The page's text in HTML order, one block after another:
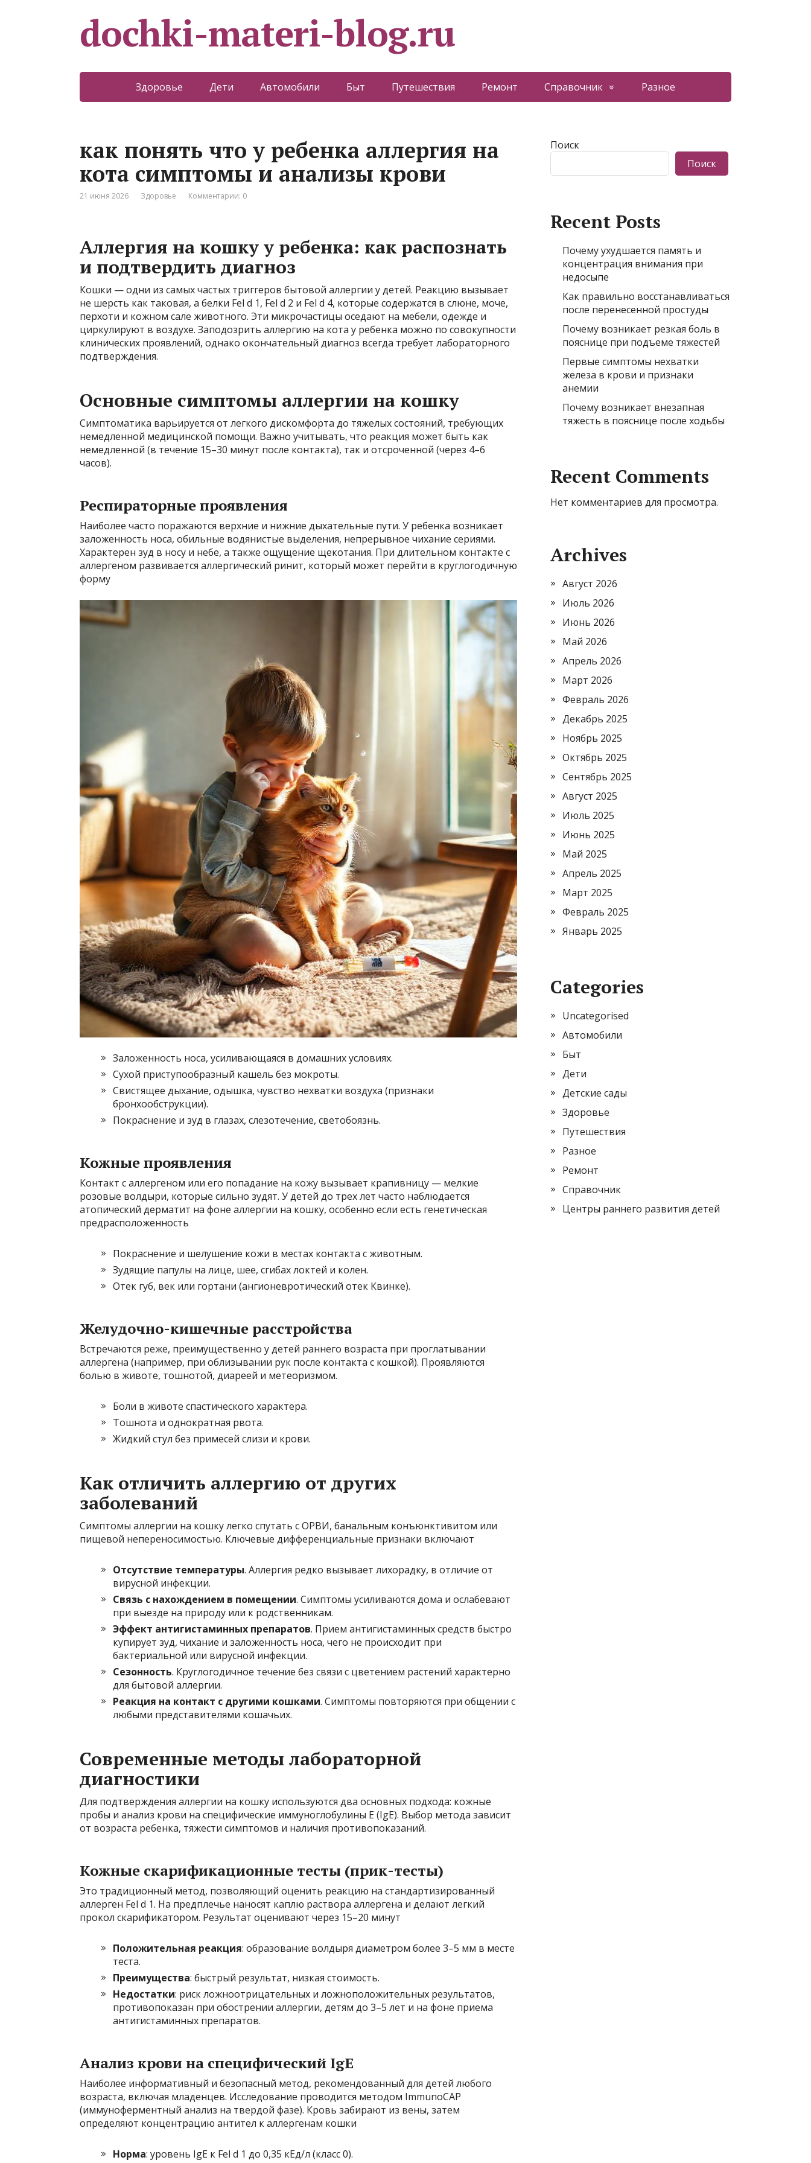
dochki-materi-blog.ru
Здоровье Дети Автомобили Быт Путешествия Ремонт Справочник Разное
как понять что у ребенка аллергия на
кота симптомы и анализы крови
21 июня 2026 Здоровье Комментарии: 0
Аллергия на кошку у ребенка: как распознать
и подтвердить диагноз
Кошки — одни из самых частых триггеров бытовой аллергии у детей. Реакцию вызывает
не шерсть как таковая, а белки Fel d 1, Fel d 2 и Fel d 4, которые содержатся в слюне, моче,
перхоти и кожном сале животного. Эти микрочастицы оседают на мебели, одежде и
циркулируют в воздухе. Заподозрить аллергию на кота у ребенка можно по совокупности
клинических проявлений, однако окончательный диагноз всегда требует лабораторного
подтверждения.
Основные симптомы аллергии на кошку
Симптоматика варьируется от легкого дискомфорта до тяжелых состояний, требующих
немедленной медицинской помощи. Важно учитывать, что реакция может быть как
немедленной (в течение 15–30 минут после контакта), так и отсроченной (через 4–6
часов).
Респираторные проявления
Наиболее часто поражаются верхние и нижние дыхательные пути. У ребенка возникает
заложенность носа, обильные водянистые выделения, непрерывное чихание сериями.
Характерен зуд в носу и небе, а также ощущение щекотания. При длительном контакте с
аллергеном развивается аллергический ринит, который может перейти в круглогодичную
форму
Заложенность носа, усиливающаяся в домашних условиях.
Сухой приступообразный кашель без мокроты.
Свистящее дыхание, одышка, чувство нехватки воздуха (признаки
бронхообструкции).
Покраснение и зуд в глазах, слезотечение, светобоязнь.
Кожные проявления
Контакт с аллергеном или его попадание на кожу вызывает крапивницу — мелкие
розовые волдыри, которые сильно зудят. У детей до трех лет часто наблюдается
атопический дерматит на фоне аллергии на кошку, особенно если есть генетическая
предрасположенность
Покраснение и шелушение кожи в местах контакта с животным.
Зудящие папулы на лице, шее, сгибах локтей и колен.
Отек губ, век или гортани (ангионевротический отек Квинке).
Желудочно-кишечные расстройства
Встречаются реже, преимущественно у детей раннего возраста при проглатывании
аллергена (например, при облизывании рук после контакта с кошкой). Проявляются
болью в животе, тошнотой, диареей и метеоризмом.
Боли в животе спастического характера.
Тошнота и однократная рвота.
Жидкий стул без примесей слизи и крови.
Как отличить аллергию от других
заболеваний
Симптомы аллергии на кошку легко спутать с ОРВИ, банальным конъюнктивитом или
пищевой непереносимостью. Ключевые дифференциальные признаки включают
Отсутствие температуры. Аллергия редко вызывает лихорадку, в отличие от
вирусной инфекции.
Связь с нахождением в помещении. Симптомы усиливаются дома и ослабевают
при выезде на природу или к родственникам.
Эффект антигистаминных препаратов. Прием антигистаминных средств быстро
купирует зуд, чихание и заложенность носа, чего не происходит при
бактериальной или вирусной инфекции.
Сезонность. Круглогодичное течение без связи с цветением растений характерно
для бытовой аллергии.
Реакция на контакт с другими кошками. Симптомы повторяются при общении с
любыми представителями кошачьих.
Современные методы лабораторной
диагностики
Для подтверждения аллергии на кошку используются два основных подхода: кожные
пробы и анализ крови на специфические иммуноглобулины E (IgE). Выбор метода зависит
от возраста ребенка, тяжести симптомов и наличия противопоказаний.
Кожные скарификационные тесты (прик-тесты)
Это традиционный метод, позволяющий оценить реакцию на стандартизированный
аллерген Fel d 1. На предплечье наносят каплю раствора аллергена и делают легкий
прокол скарификатором. Результат оценивают через 15–20 минут
Положительная реакция: образование волдыря диаметром более 3–5 мм в месте
теста.
Преимущества: быстрый результат, низкая стоимость.
Недостатки: риск ложноотрицательных и ложноположительных результатов,
противопоказан при обострении аллергии, детям до 3–5 лет и на фоне приема
антигистаминных препаратов.
Анализ крови на специфический IgE
Наиболее информативный и безопасный метод, рекомендованный для детей любого
возраста, включая младенцев. Исследование проводится методом ImmunoCAP
(иммуноферментный анализ на твердой фазе). Кровь забирают из вены, затем
определяют концентрацию антител к аллергенам кошки
Норма: уровень IgE к Fel d 1 до 0,35 кЕд/л (класс 0).
Поиск
Поиск
Recent Posts
Почему ухудшается память и
концентрация внимания при
недосыпе
Как правильно восстанавливаться
после перенесенной простуды
Почему возникает резкая боль в
пояснице при подъеме тяжестей
Первые симптомы нехватки
железа в крови и признаки
анемии
Почему возникает внезапная
тяжесть в пояснице после ходьбы
Recent Comments
Нет комментариев для просмотра.
Archives
Август 2026
Июль 2026
Июнь 2026
Май 2026
Апрель 2026
Март 2026
Февраль 2026
Декабрь 2025
Ноябрь 2025
Октябрь 2025
Сентябрь 2025
Август 2025
Июль 2025
Июнь 2025
Май 2025
Апрель 2025
Март 2025
Февраль 2025
Январь 2025
Categories
Uncategorised
Автомобили
Быт
Дети
Детские сады
Здоровье
Путешествия
Разное
Ремонт
Справочник
Центры раннего развития детей